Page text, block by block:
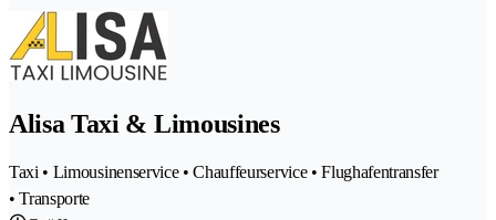
Alisa Taxi & Limousines
Taxi • Limousinenservice • Chauffeurservice • Flughafentransfer
• Transporte